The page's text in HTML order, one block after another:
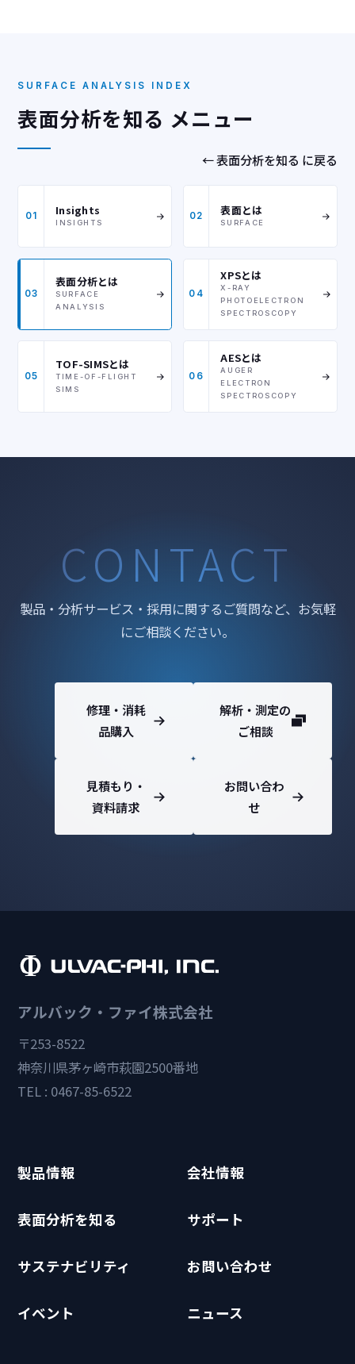
SURFACE ANALYSIS INDEX
表面分析を知る メニュー
← 表面分析を知る に戻る
01 Insights
INSIGHTS
02 表面とは
SURFACE
03
表面分析とは
SURFACE
ANALYSIS
04
XPSとは
X-RAY
PHOTOELECTRON
SPECTROSCOPY
05
TOF-SIMSとは
TIME-OF-FLIGHT
SIMS
06
AESとは
AUGER
ELECTRON
SPECTROSCOPY
CONTACT
製品・分析サービス・採用に関するご質問など、お気軽
にご相談ください。
修理・消耗
品購入
解析・測定の
ご相談
見積もり・
資料請求
お問い合わ
せ
アルバック・ファイ株式会社
〒253-8522
神奈川県茅ヶ崎市萩園2500番地
TEL : 0467-85-6522
製品情報 会社情報
表面分析を知る サポート
サステナビリティ お問い合わせ
イベント ニュース